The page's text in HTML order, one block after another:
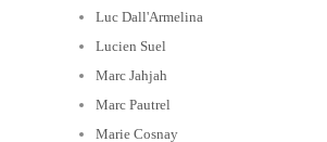
Luc Dall'Armelina
Lucien Suel
Marc Jahjah
Marc Pautrel
Marie Cosnay